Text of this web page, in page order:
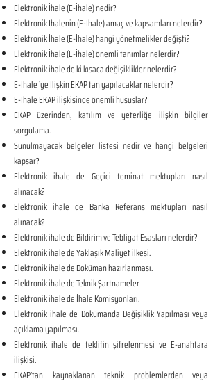
Elektronik İhale (E-İhale) nedir?
Elektronik İhalenin (E-İhale) amaç ve kapsamları nelerdir?
Elektronik İhale (E-İhale) hangi yönetmelikler değişti?
Elektronik İhale (E-İhale) önemli tanımlar nelerdir?
Elektronik ihale de ki kısaca değişiklikler nelerdir?
E-İhale ’ye İlişkin EKAP tan yapılacaklar nelerdir?
E-İhale EKAP ilişkisinde önemli hususlar?
EKAP üzerinden, katılım ve yeterliğe ilişkin bilgiler
sorgulama.
Sunulmayacak belgeler listesi nedir ve hangi belgeleri
kapsar?
Elektronik ihale de Geçici teminat mektupları nasıl
alınacak?
Elektronik ihale de Banka Referans mektupları nasıl
alınacak?
Elektronik ihale de Bildirim ve Tebligat Esasları nelerdir?
Elektronik ihale de Yaklaşık Maliyet ilkesi.
Elektronik ihale de Doküman hazırlanması.
Elektronik ihale de Teknik Şartnameler
Elektronik ihale de İhale Komisyonları.
Elektronik ihale de Dokümanda Değişiklik Yapılması veya
açıklama yapılması.
Elektronik ihale de teklifin şifrelenmesi ve E-anahtara
ilişkisi.
EKAP’tan kaynaklanan teknik problemlerden veya